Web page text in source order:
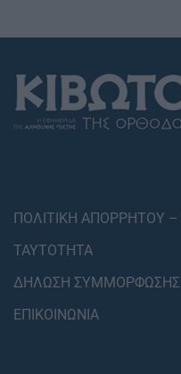
ΠΟΛΙΤΙΚΗ ΑΠΟΡΡΗΤΟΥ
ΤΑΥΤΟΤΗΤΑ
ΔΗΛΩΣΗ ΣΥΜΜΟΡΦΩΣΗΣ
ΕΠΙΚΟΙΝΩΝΙΑ